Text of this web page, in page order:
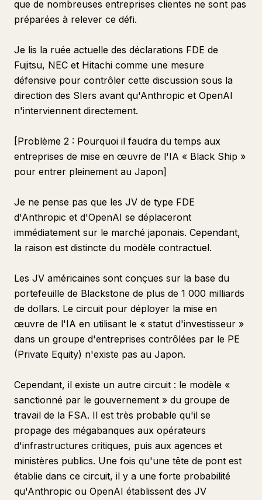
que de nombreuses entreprises clientes ne sont pas
préparées à relever ce défi.
Je lis la ruée actuelle des déclarations FDE de
Fujitsu, NEC et Hitachi comme une mesure
défensive pour contrôler cette discussion sous la
direction des SIers avant qu'Anthropic et OpenAI
n'interviennent directement.
[Problème 2 : Pourquoi il faudra du temps aux
entreprises de mise en œuvre de l'IA « Black Ship »
pour entrer pleinement au Japon]
Je ne pense pas que les JV de type FDE
d'Anthropic et d'OpenAI se déplaceront
immédiatement sur le marché japonais. Cependant,
la raison est distincte du modèle contractuel.
Les JV américaines sont conçues sur la base du
portefeuille de Blackstone de plus de 1 000 milliards
de dollars. Le circuit pour déployer la mise en
œuvre de l'IA en utilisant le « statut d'investisseur »
dans un groupe d'entreprises contrôlées par le PE
(Private Equity) n'existe pas au Japon.
Cependant, il existe un autre circuit : le modèle «
sanctionné par le gouvernement » du groupe de
travail de la FSA. Il est très probable qu'il se
propage des mégabanques aux opérateurs
d'infrastructures critiques, puis aux agences et
ministères publics. Une fois qu'une tête de pont est
établie dans ce circuit, il y a une forte probabilité
qu'Anthropic ou OpenAI établissent des JV